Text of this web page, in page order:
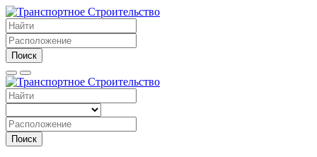
Поиск
Поиск